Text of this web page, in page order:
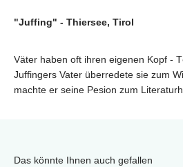
"Juffing" - Thiersee, Tirol
Väter haben oft ihren eigenen Kopf -
Juffingers Vater überredete sie zum
machte er seine Pesion zum
Das könnte Ihnen auch gefallen